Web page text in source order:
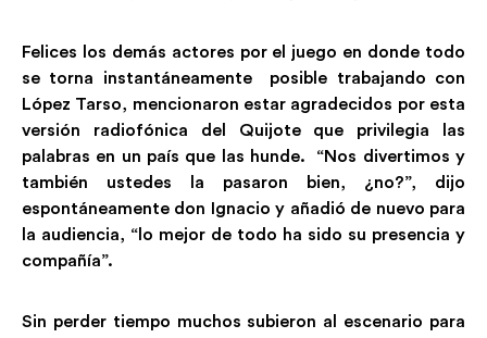
Felices los demás actores por el juego en donde todo
se torna instantáneamente posible trabajando con
López Tarso, mencionaron estar agradecidos por esta
versión radiofónica del Quijote que privilegia las
palabras en un país que las hunde. “Nos divertimos y
también ustedes la pasaron bien, ¿no?”, dijo
espontáneamente don Ignacio y añadió de nuevo para
la audiencia, “lo mejor de todo ha sido su presencia y
compañía”.
Sin perder tiempo muchos subieron al escenario para